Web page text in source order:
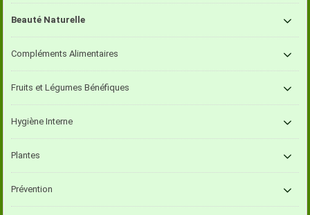
Beauté Naturelle
Compléments Alimentaires
Fruits et Légumes Bénéfiques
Hygiène Interne
Plantes
Prévention